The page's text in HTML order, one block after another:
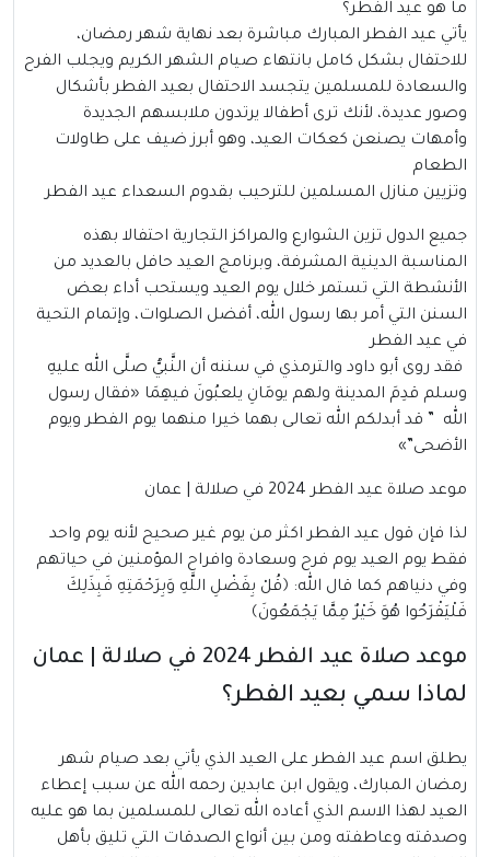
ما هو عيد الفطر؟
يأتي عيد الفطرالمبارك مباشرة بعد نهاية شهر رمضان،
للاحتفال بشكل كامل بانتهاء صيام الشهر الكريم ويجلب الفرح
والسعادة للمسلمين يتجسد الاحتفال بعيد الفطر بأشكال
وصور عديدة، لأنك ترى أطفالا يرتدون ملابسهم الجديدة
وأمهات يصنعن كعكات العيد، وهو أبرز ضيف على طاولات
الطعام
وتزيين منازل المسلمين للترحيب بقدوم السعداء عيد الفطر
جميع الدول تزين الشوارع والمراكز التجارية احتفالا بهذه
المناسبة الدينية المشرفة، وبرنامج العيد حافل بالعديد من
الأنشطة التي تستمر خلال يوم العيد ويستحب أداء بعض
السنن التي أمر بها رسول الله، أفضل الصلوات، وإتمام التحية
في عيد الفطر
فقد روى أبو داود والترمذي في سننه أن النَّبيُّ صلَّى الله عليهِ
وسلم قدِمَ المدينة ولهم يومَانِ يلعبُونَ فيهِمَا «فقال رسول
الله ” قد أبدلكم الله تعالى بهما خيرا منهما يوم الفطر ويوم
الأضحى”»
موعد صلاة عيد الفطر 2024 في صلالة | عمان
لذا فإن قول عيد الفطر اكثر من يوم غير صحيح لأنه يوم واحد
فقط يوم العيد يوم فرح وسعادة وافراح المؤمنين في حياتهم
وفي دنياهم كما قال الله: ﴿قُلْ بِفَضْلِ اللَّهِ وَبِرَحْمَتِهِ فَبِذَلِكَ
فَلْيَفْرَحُوا هُوَ خَيْرٌ مِمَّا يَجْمَعُونَ﴾
موعد صلاة عيد الفطر 2024 في صلالة | عمان
لماذا سمي بعيد الفطر؟
يطلق اسم عيد الفطر على العيد الذي يأتي بعد صيام شهر
رمضان المبارك، ويقول ابن عابدين رحمه الله عن سبب إعطاء
العيد لهذا الاسم الذي أعاده الله تعالى للمسلمين بما هو عليه
وصدقته وعاطفته ومن بين أنواع الصدقات التي تليق بأهل